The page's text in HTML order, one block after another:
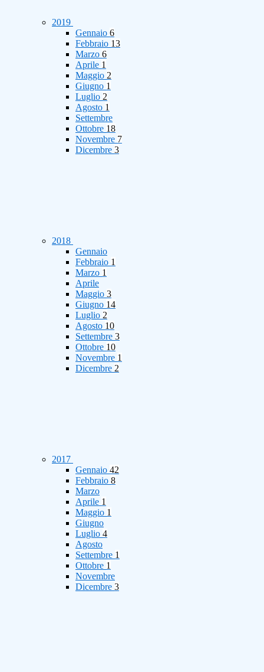
2019
Gennaio 6
Febbraio 13
Marzo 6
Aprile 1
Maggio 2
Giugno 1
Luglio 2
Agosto 1
Settembre
Ottobre 18
Novembre 7
Dicembre 3
2018
Gennaio
Febbraio 1
Marzo 1
Aprile
Maggio 3
Giugno 14
Luglio 2
Agosto 10
Settembre 3
Ottobre 10
Novembre 1
Dicembre 2
2017
Gennaio 42
Febbraio 8
Marzo
Aprile 1
Maggio 1
Giugno
Luglio 4
Agosto
Settembre 1
Ottobre 1
Novembre
Dicembre 3